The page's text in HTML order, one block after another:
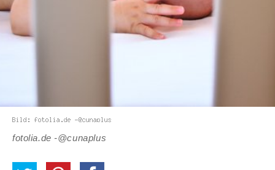
fotolia.de -@cunaplus